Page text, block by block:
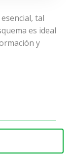
tal
es ideal
y